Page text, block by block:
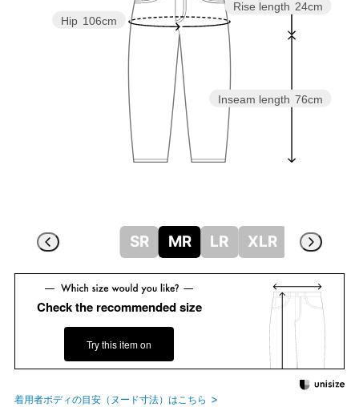
Inseam length 76cm
Rise length 24cm
Hip 106cm
SR MR LR XLR
Check the recommended size
Try this item on
着用者ボディの目安（ヌード寸法）はこちら